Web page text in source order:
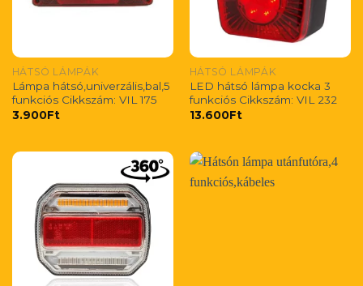
HÁTSÓ LÁMPÁK
Lámpa hátsó,univerzális,bal,5
funkciós Cikkszám: VIL 175
3.900Ft
HÁTSÓ LÁMPÁK
LED hátsó lámpa kocka 3
funkciós Cikkszám: VIL 232
13.600Ft